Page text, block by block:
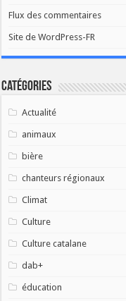
Flux des commentaires
Site de WordPress-FR
Catégories
Actualité
animaux
bière
chanteurs régionaux
Climat
Culture
Culture catalane
dab+
éducation